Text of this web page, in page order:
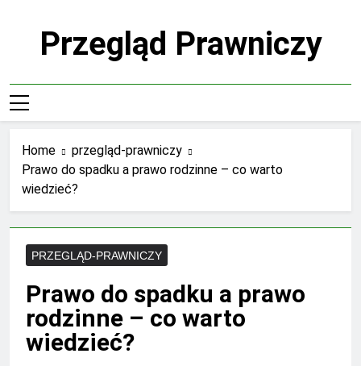
Przegląd Prawniczy
Home
przegląd-prawniczy
Prawo do spadku a prawo rodzinne – co warto
wiedzieć?
PRZEGLĄD-PRAWNICZY
Prawo do spadku a prawo
rodzinne – co warto
wiedzieć?